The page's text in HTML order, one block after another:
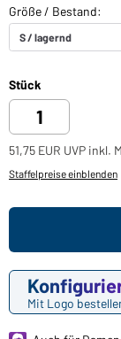
Stück
51,75 EUR UVP inkl.
Staffelpreise einblenden
Mit Logo